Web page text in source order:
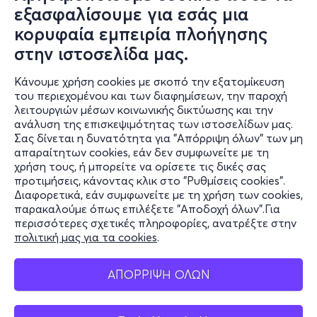
εξασφαλίσουμε για εσάς μια
κορυφαία εμπειρία πλοήγησης
στην ιστοσελίδα μας.
Κάνουμε χρήση cookies με σκοπό την εξατομίκευση
του περιεχομένου και των διαφημίσεων, την παροχή
λειτουργιών μέσων κοινωνικής δικτύωσης και την
ανάλυση της επισκεψιμότητας των ιστοσελίδων μας.
Σας δίνεται η δυνατότητα για "Απόρριψη όλων" των μη
απαραίτητων cookies, εάν δεν συμφωνείτε με τη
χρήση τους, ή μπορείτε να ορίσετε τις δικές σας
προτιμήσεις, κάνοντας κλικ στο "Ρυθμίσεις cookies".
Διαφορετικά, εάν συμφωνείτε με τη χρήση των cookies,
παρακαλούμε όπως επιλέξετε "Αποδοχή όλων".Για
περισσότερες σχετικές πληροφορίες, ανατρέξτε στην
πολιτική μας για τα cookies.
ΑΠΟΡΡΙΨΗ ΟΛΩΝ
ΣΤΑΥΡΟΣ ΞΑΡΧΑΚΟΣ
ΤΑΞΙΔΙ ΣΤΟ ΦΩΣ
Σάββατο 5 Σεπτεμβρίου Δημοτικό Θέατρο Λυκαβηττού
Ερμηνεύουν: Γιάννης Κότσιρας Ηρώ Σαΐα
Μουσική διεύθυνση: Σταύρος Ξαρχάκος
Σαβ, 5/9
21:00
Ταξίδι στο φως
Δημοτικό Θέατρο Λυκαβηττού - Λυκαβηττός, Αττική
από 0€
Εισιτήρια